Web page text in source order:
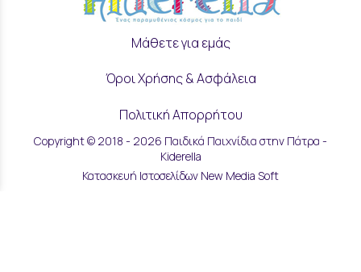
Μάθετε για εμάς
Όροι Χρήσης & Ασφάλεια
Πολιτική Απορρήτου
Ρυθμίσεις Cookies
Copyright © 2018 - 2026 Παιδικά Παιχνίδια στην Πάτρα -
Kiderella
Κατασκευή Ιστοσελίδων New Media Soft